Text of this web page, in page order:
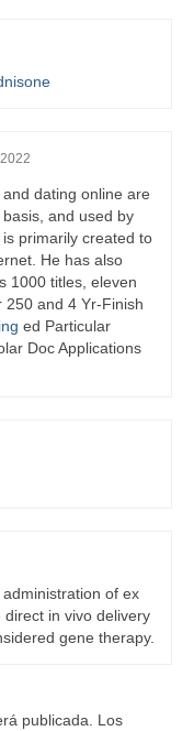
dating online are
and used by
primarily created to
He has also
1000 titles, eleven
250 and 4 Yr-Finish
ed Particular
Doc Applications
of ex
in vivo delivery
gene therapy.
publicada.
Los